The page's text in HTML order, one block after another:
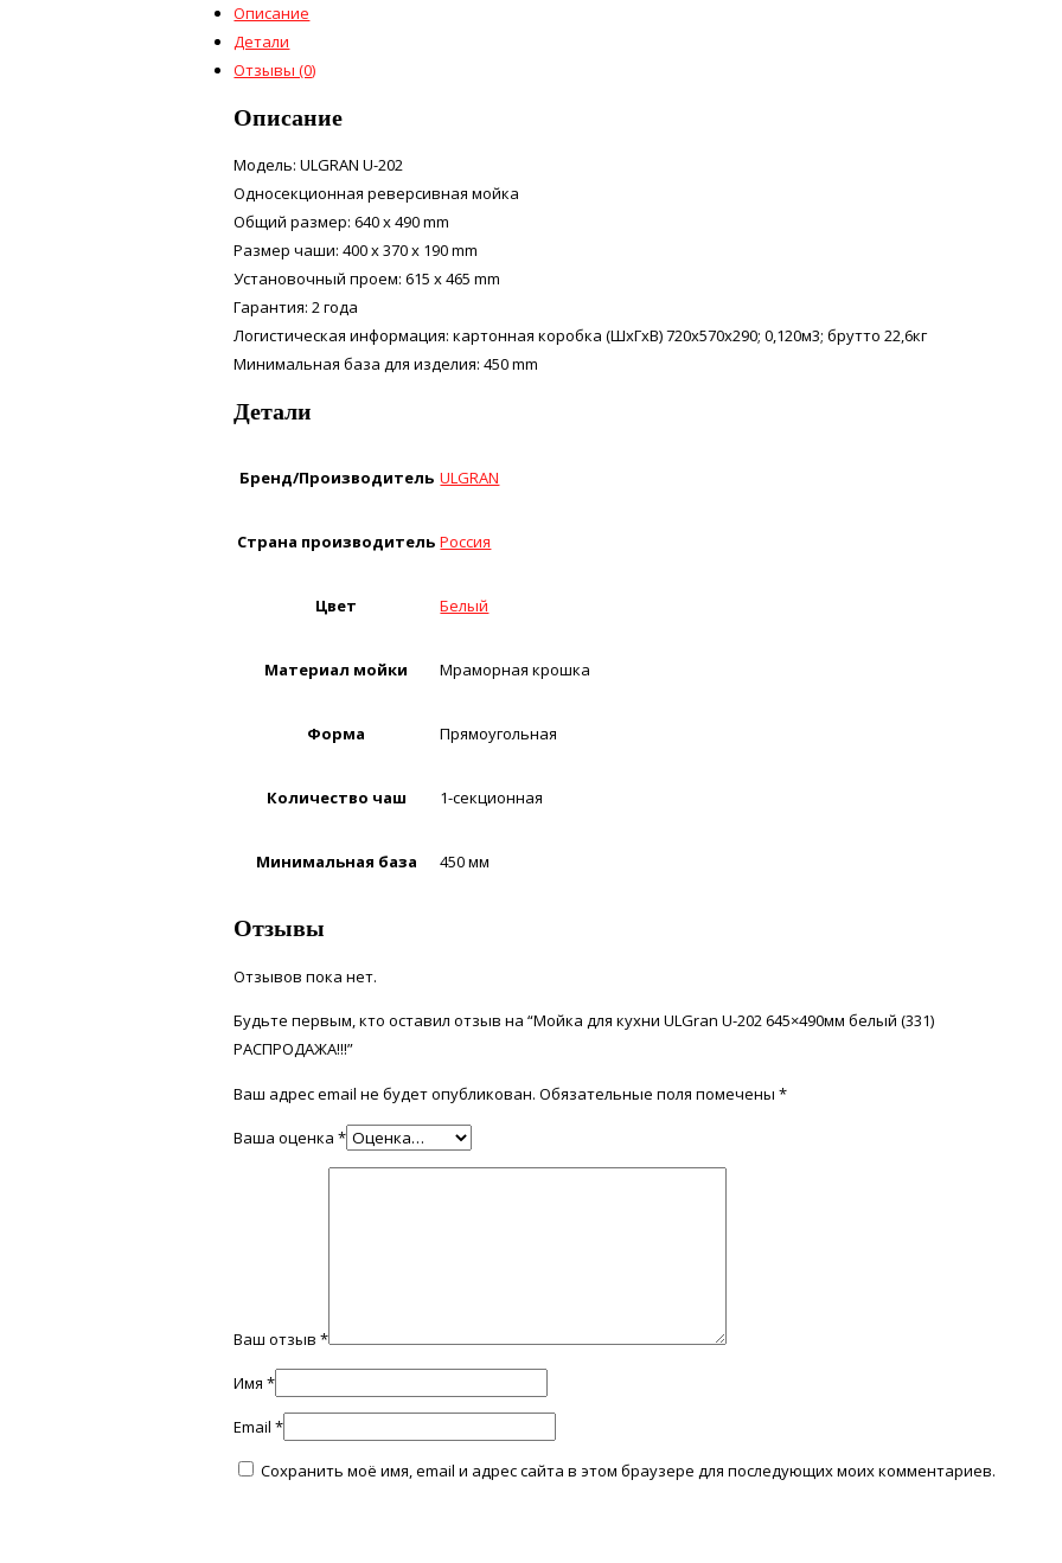
Описание
Детали
Отзывы (0)
Описание
Модель: ULGRAN U-202
Односекционная реверсивная мойка
Общий размер: 640 х 490 mm
Размер чаши: 400 х 370 х 190 mm
Установочный проем: 615 х 465 mm
Гарантия: 2 года
Логистическая информация: картонная коробка (ШхГхВ) 720х570х290; 0,120м3; брутто 22,6кг
Минимальная база для изделия: 450 mm
Детали
Бренд/Производитель ULGRAN
Страна производитель Россия
Цвет Белый
Материал мойки Мраморная крошка
Форма Прямоугольная
Количество чаш 1-секционная
Минимальная база 450 мм
Отзывы
Отзывов пока нет.
Будьте первым, кто оставил отзыв на “Мойка для кухни ULGran U-202 645×490мм белый (331)
РАСПРОДАЖА!!!”
Ваш адрес email не будет опубликован. Обязательные поля помечены*
Ваша оценка*
Ваш отзыв*
Имя*
Email*
Сохранить моё имя, email и адрес сайта в этом браузере для последующих моих комментариев.